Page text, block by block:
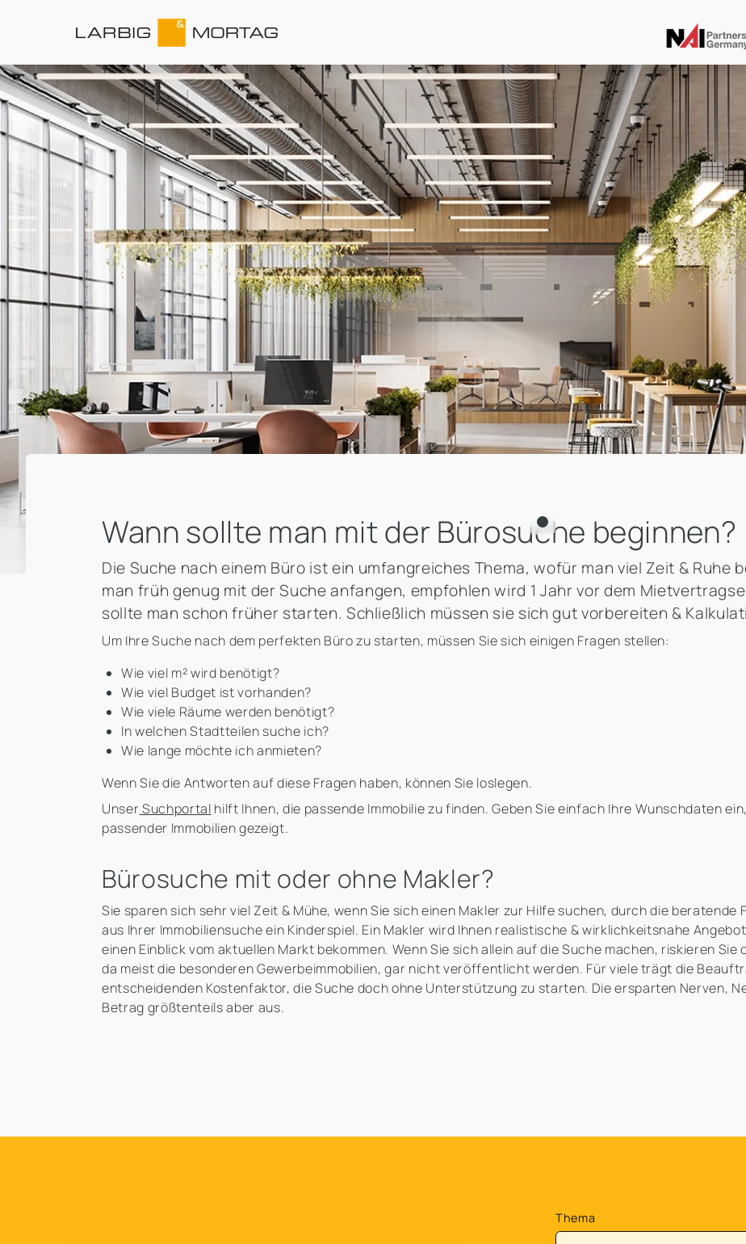
Wann sollte man mit der Bürosuche beginnen?
Die Suche nach einem Büro ist ein umfangreiches Thema, wofür man viel Zeit &
man früh genug mit der Suche anfangen, empfohlen wird 1 Jahr vor dem
sollte man schon früher starten. Schließlich müssen sie sich gut vorbereiten &
Um Ihre Suche nach dem perfekten Büro zu starten, müssen Sie sich einigen Fragen stellen:
Wie viel m² wird benötigt?
Wie viel Budget ist vorhanden?
Wie viele Räume werden benötigt?
In welchen Stadtteilen suche ich?
Wie lange möchte ich anmieten?
Wenn Sie die Antworten auf diese Fragen haben, können Sie loslegen.
Unser Suchportal hilft Ihnen, die passende Immobilie zu finden. Geben Sie einfach Ihre Wunschdaten
passender Immobilien gezeigt.
Bürosuche mit oder ohne Makler?
Sie sparen sich sehr viel Zeit & Mühe, wenn Sie sich einen Makler zur Hilfe suchen, durch die
aus Ihrer Immobiliensuche ein Kinderspiel. Ein Makler wird Ihnen realistische & wirklichkeitsnahe
einen Einblick vom aktuellen Markt bekommen. Wenn Sie sich allein auf die Suche machen, riskieren
da meist die besonderen Gewerbeimmobilien, gar nicht veröffentlicht werden. Für viele trägt die
entscheidenden Kostenfaktor, die Suche doch ohne Unterstützung zu starten. Die ersparten Nerven,
Betrag größtenteils aber aus.
Thema